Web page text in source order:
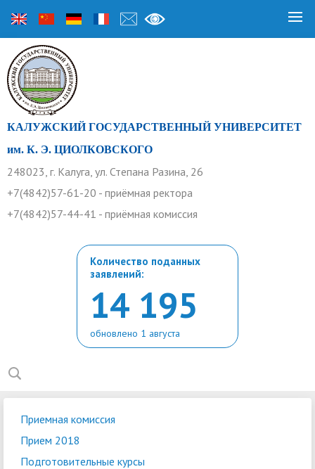
КАЛУЖСКИЙ ГОСУДАРСТВЕННЫЙ УНИВЕРСИТЕТ
им. К. Э. ЦИОЛКОВСКОГО
248023, г. Калуга, ул. Степана Разина, 26
+7(4842)57-61-20 - приёмная ректора
+7(4842)57-44-41 - приёмная комиссия
Количество поданных
заявлений:
14 195
обновлено 1 августа
Приемная комиссия
Прием 2018
Подготовительные курсы